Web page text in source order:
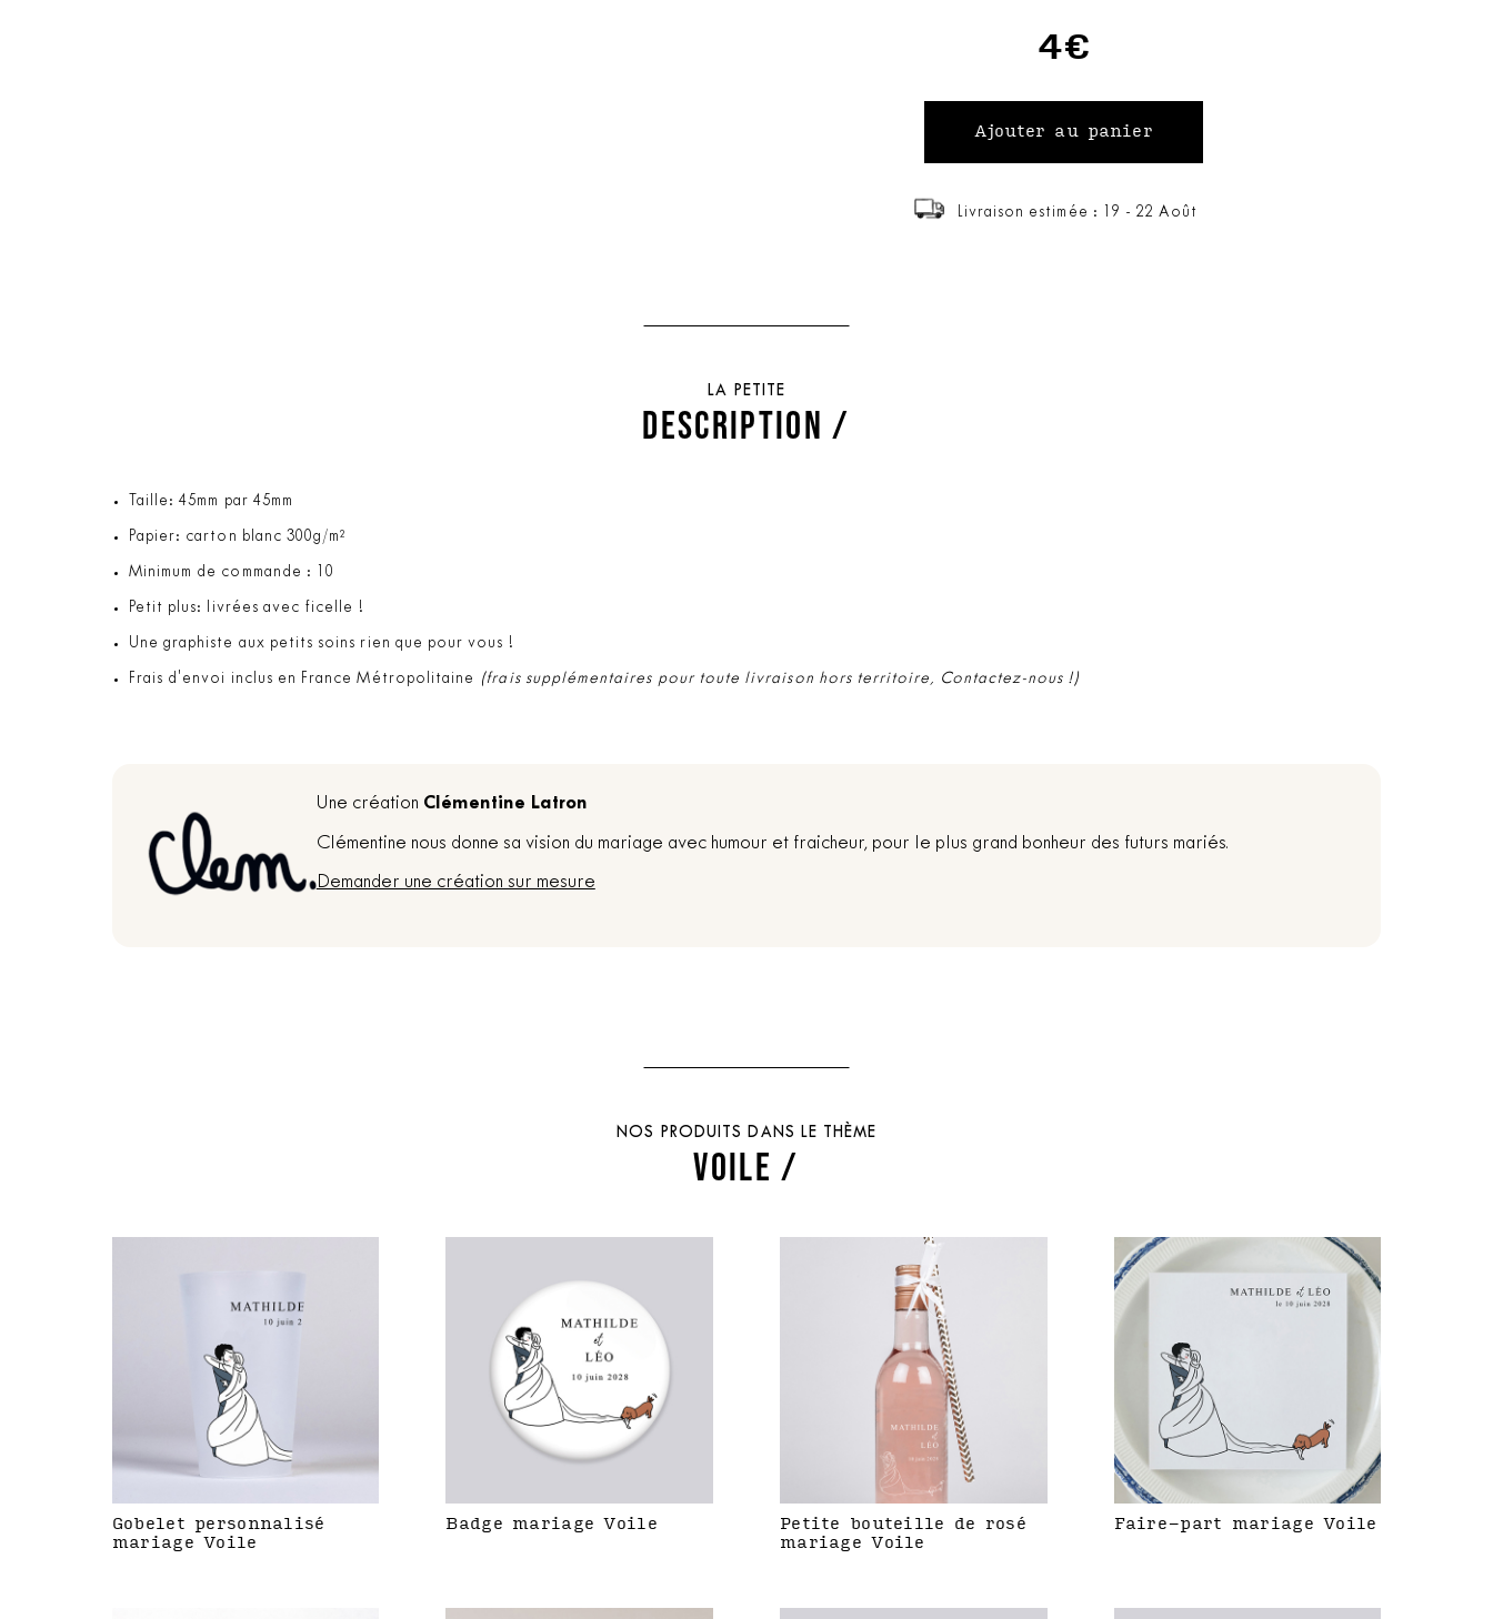
4€
Livraison estimée : 19 - 22 Août
LA PETITE
DESCRIPTION /
Taille: 45mm par 45mm
Papier: carton blanc 300g/m²
Minimum de commande : 10
Petit plus: livrées avec ficelle !
Une graphiste aux petits soins rien que pour vous !
Frais d'envoi inclus en France Métropolitaine (frais supplémentaires pour toute livraison hors territoire, Contactez-nous !)
Une création Clémentine Latron
Clémentine nous donne sa vision du mariage avec humour et fraicheur, pour le plus grand bonheur des futurs mariés.
Demander une création sur mesure
NOS PRODUITS DANS LE THÈME
VOILE /
Gobelet personnalisé
mariage Voile
Badge mariage Voile
Petite bouteille de rosé
mariage Voile
Faire-part mariage Voile